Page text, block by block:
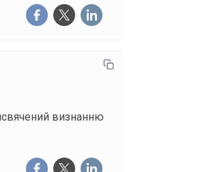
визнанню